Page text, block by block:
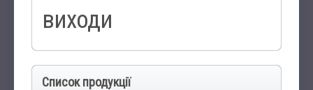
виходи
Список продукції